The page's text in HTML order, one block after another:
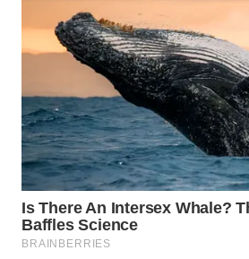
WN
INDRAMAYU
KUNINGAN
WN
MAJALENGKA
WN
SUBANG